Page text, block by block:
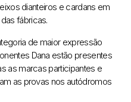
dianteiros e cardans em
fábricas.
de maior expressão
Dana estão presentes
as marcas participantes e
as provas nos autódromos